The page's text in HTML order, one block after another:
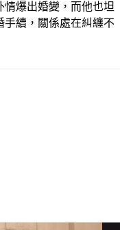
璇結婚，怎料2020年
情爆出婚變，而他也坦
續，關係處在糾纏不